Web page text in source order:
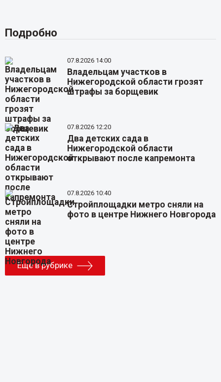
Подробно
07.8.2026 14:00
Владельцам участков в
Нижегородской области грозят
штрафы за борщевик
07.8.2026 12:20
Два детских сада в
Нижегородской области
открывают после капремонта
07.8.2026 10:40
Стройплощадки метро сняли на
фото в центре Нижнего Новгорода
Еще в рубрике